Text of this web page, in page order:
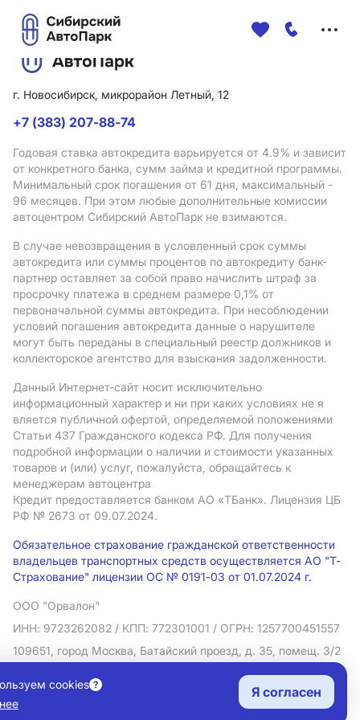
г. Новосибирск, микрорайон Летный, 12
+7 (383) 207-88-74
Годовая ставка автокредита варьируется от 4.9% и зависит
от конкретного банка, сумм займа и кредитной программы.
Минимальный срок погашения от 61 дня, максимальный -
96 месяцев. При этом любые дополнительные комиссии
автоцентром Сибирский АвтоПарк не взимаются.
В случае невозвращения в условленный срок суммы
автокредита или суммы процентов по автокредиту банк-
партнер оставляет за собой право начислить штраф за
просрочку платежа в среднем размере 0,1% от
первоначальной суммы автокредита. При несоблюдении
условий погашения автокредита данные о нарушителе
могут быть переданы в специальный реестр должников и
коллекторское агентство для взыскания задолженности.
Данный Интернет-сайт носит исключительно
информационный характер и ни при каких условиях не я
вляется публичной офертой, определяемой положениями
Статьи 437 Гражданского кодекса РФ. Для получения
подробной информации о наличии и стоимости указанных
товаров и (или) услуг, пожалуйста, обращайтесь к
менеджерам автоцентра
Кредит предоставляется банком АO «ТБанк». Лицензия ЦБ
РФ № 2673 от 09.07.2024.
Обязательное страхование гражданской ответственности
владельцев транспортных средств осуществляется АО "Т-
Страхование" лицензии ОС № 0191-03 от 01.07.2024 г.
ООО "Орвалон"
ИНН: 9723262082 / КПП: 772301001 / ОГРН: 1257700451557
109651, город Москва, Батайский проезд, д. 35, помещ. 3/2
Политика в отношении обработки персональных данных
Согласие на рекламную рассылку
Правовая информация
cookies
Я согласен